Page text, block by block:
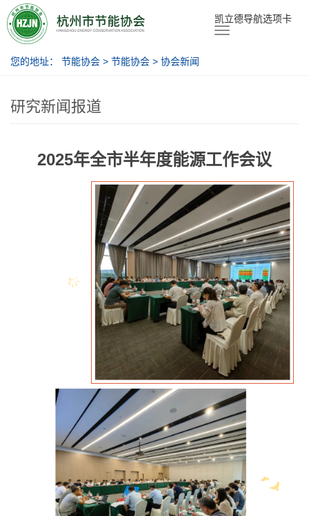
节能协会 凯立德导航选项卡
您的地址： 节能协会 > 节能协会 > 协会新闻
研究新闻报道
2025年全市半年度能源工作会议